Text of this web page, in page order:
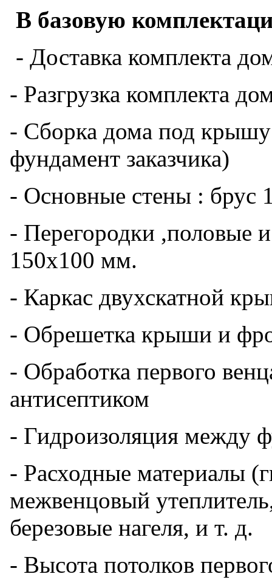
В базовую
- Доставка комплекта
- Разгрузка комплекта
- Сборка дома под
фундамент заказчика)
- Основные стены : брус
- Перегородки ,половые
150х100 мм.
- Каркас двухскатной
- Обрешетка крыши и
- Обработка первого
антисептиком
- Гидроизоляция между
- Расходные материалы
межвенцовый
березовые нагеля, и т. д.
- Высота потолков